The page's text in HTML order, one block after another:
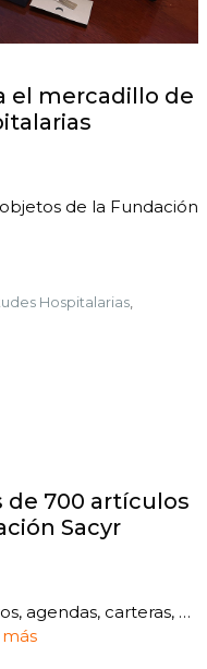
el mercadillo de
de la Fundación
Hospitalarias,
de 700 artículos
Sacyr
agendas, carteras, …